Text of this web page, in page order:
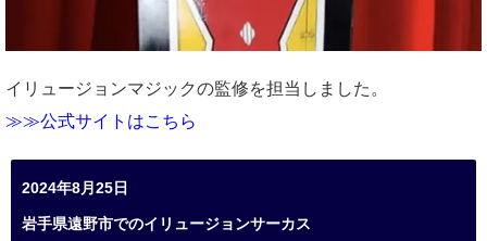
イリュージョンマジックの監修を担当しました。
≫≫公式サイトはこちら
2024年8月25日
岩手県遠野市でのイリュージョンサーカス